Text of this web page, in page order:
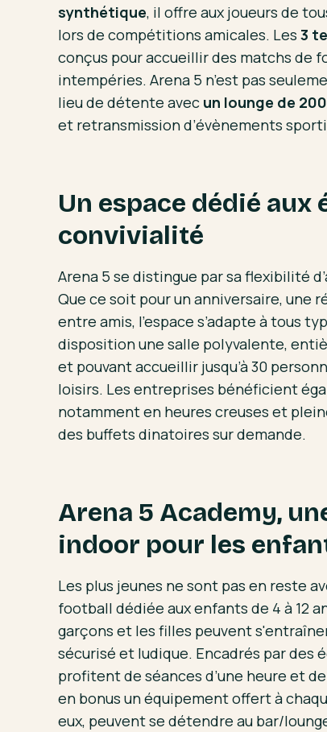
synthétique, il offre aux joueurs de
lors de compétitions amicales. Les 3
conçus pour accueillir des matchs de
intempéries. Arena 5 n’est pas
lieu de détente avec un lounge de 200
et retransmission d’évènements
Un espace dédié aux
convivialité
Arena 5 se distingue par sa flexibilité
Que ce soit pour un anniversaire, une
entre amis, l’espace s’adapte à tous
disposition une salle polyvalente,
et pouvant accueillir jusqu’à 30
loisirs. Les entreprises bénéficient
notamment en heures creuses et
des buffets dinatoires sur demande.
Arena 5 Academy,
indoor pour les
Les plus jeunes ne sont pas en reste
football dédiée aux enfants de 4 à 12
garçons et les filles peuvent
sécurisé et ludique. Encadrés par des
profitent de séances d’une heure et
en bonus un équipement offert à
eux, peuvent se détendre au bar/